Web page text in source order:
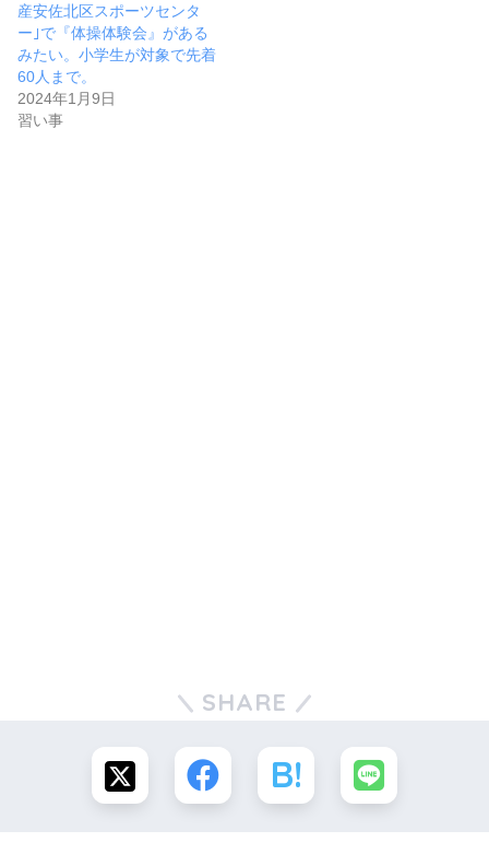
産安佐北区スポーツセンタ
ー｣で『体操体験会』がある
みたい。小学生が対象で先着
60人まで。
2024年1月9日
習い事
SHARE